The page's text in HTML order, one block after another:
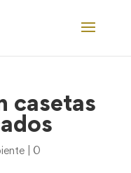
casetas
| 0